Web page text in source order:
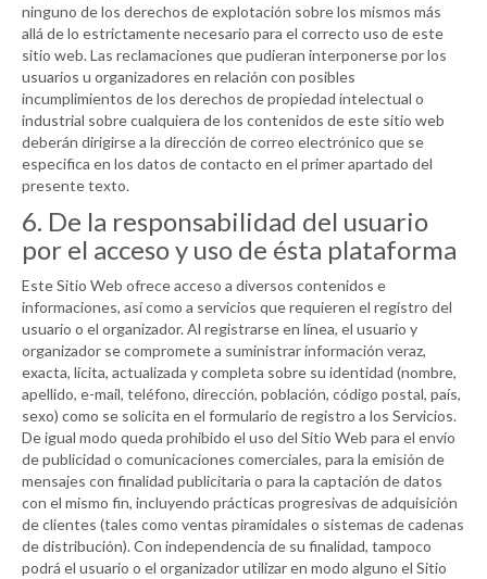
ninguno de los derechos de explotación sobre los mismos más
allá de lo estrictamente necesario para el correcto uso de este
sitio web. Las reclamaciones que pudieran interponerse por los
usuarios u organizadores en relación con posibles
incumplimientos de los derechos de propiedad intelectual o
industrial sobre cualquiera de los contenidos de este sitio web
deberán dirigirse a la dirección de correo electrónico que se
especifica en los datos de contacto en el primer apartado del
presente texto.
6. De la responsabilidad del usuario
por el acceso y uso de ésta plataforma
Este Sitio Web ofrece acceso a diversos contenidos e
informaciones, así como a servicios que requieren el registro del
usuario o el organizador. Al registrarse en línea, el usuario y
organizador se compromete a suministrar información veraz,
exacta, lícita, actualizada y completa sobre su identidad (nombre,
apellido, e-mail, teléfono, dirección, población, código postal, país,
sexo) como se solicita en el formulario de registro a los Servicios.
De igual modo queda prohibido el uso del Sitio Web para el envío
de publicidad o comunicaciones comerciales, para la emisión de
mensajes con finalidad publicitaria o para la captación de datos
con el mismo fin, incluyendo prácticas progresivas de adquisición
de clientes (tales como ventas piramidales o sistemas de cadenas
de distribución). Con independencia de su finalidad, tampoco
podrá el usuario o el organizador utilizar en modo alguno el Sitio